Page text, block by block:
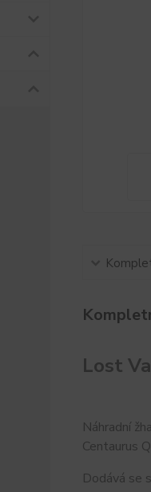
Lost
Náhradní
Centaurus
Dodává se